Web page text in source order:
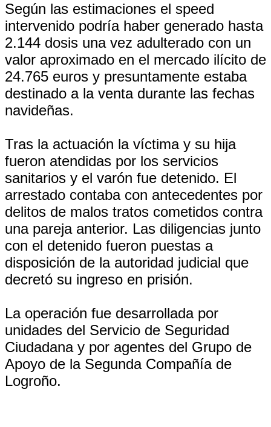
Según las estimaciones el speed
intervenido podría haber generado hasta
2.144 dosis una vez adulterado con un
valor aproximado en el mercado ilícito de
24.765 euros y presuntamente estaba
destinado a la venta durante las fechas
navideñas.
Tras la actuación la víctima y su hija
fueron atendidas por los servicios
sanitarios y el varón fue detenido. El
arrestado contaba con antecedentes por
delitos de malos tratos cometidos contra
una pareja anterior. Las diligencias junto
con el detenido fueron puestas a
disposición de la autoridad judicial que
decretó su ingreso en prisión.
La operación fue desarrollada por
unidades del Servicio de Seguridad
Ciudadana y por agentes del Grupo de
Apoyo de la Segunda Compañía de
Logroño.